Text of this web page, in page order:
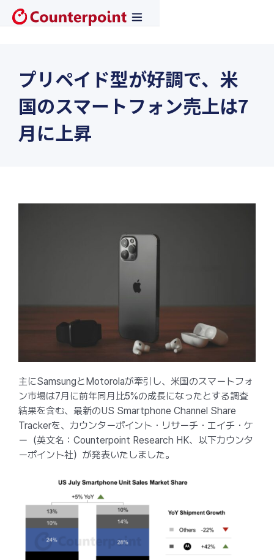
プリペイド型が好調で、米
国のスマートフォン売上は7
月に上昇
主にSamsungとMotorolaが牽引し、米国のスマートフォ
ン市場は7月に前年同月比5%の成長になったとする調査
結果を含む、最新のUS Smartphone Channel Share
Trackerを、カウンターポイント・リサーチ・エイチ・ケ
ー（英文名：Counterpoint Research HK、以下カウンタ
ーポイント社）が発表いたしました。